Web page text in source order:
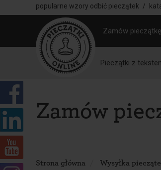
popularne wzory odbić pieczątek /
Zamów pieczątkę
Pieczątki z
Zamów
Strona główna Wysyłka